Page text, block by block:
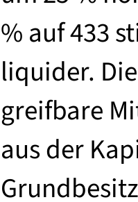
% auf 433
liquider.
greifbare
aus der